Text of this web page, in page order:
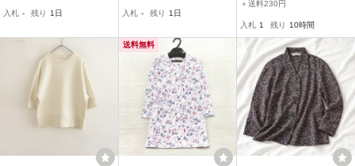
濯機OK 涼感コットン 薄
なエリ開き
入札 - 残り 1日 入札 - 残り 1日
☆サイズ40☆
＋送料230円
入札 1 残り 10時間
送料無料